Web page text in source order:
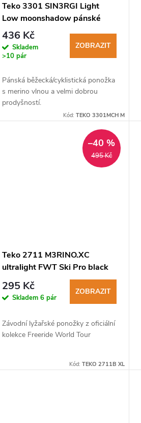
Teko 3301 SIN3RGI Light
Low moonshadow pánské
běžecké ponožky
436 Kč
Skladem
>10 pár
ZOBRAZIT
Pánská běžecká/cyklistická ponožka
s merino vlnou a velmi dobrou
prodyšností.
Kód:TEKO 3301MCH M
495 Kč
–40 %
Teko 2711 M3RINO.XC
ultralight FWT Ski Pro black
lyžařské ponožky
295 Kč
Skladem 6 pár
ZOBRAZIT
Závodní lyžařské ponožky z oficiální
kolekce Freeride World Tour
Kód:TEKO 2711B XL